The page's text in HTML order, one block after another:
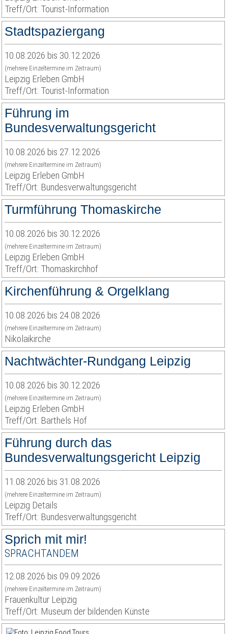
Treff/Ort: Tourist-Information
Stadtspaziergang
10.08.2026 bis 30.12.2026
(mehrere Einzeltermine im Zeitraum)
Leipzig Erleben GmbH
Treff/Ort: Tourist-Information
Führung im
Bundesverwaltungsgericht
10.08.2026 bis 27.12.2026
(mehrere Einzeltermine im Zeitraum)
Leipzig Erleben GmbH
Treff/Ort: Bundesverwaltungsgericht
Turmführung Thomaskirche
10.08.2026 bis 30.12.2026
(mehrere Einzeltermine im Zeitraum)
Leipzig Erleben GmbH
Treff/Ort: Thomaskirchhof
Kirchenführung & Orgelklang
10.08.2026 bis 24.08.2026
(mehrere Einzeltermine im Zeitraum)
Nikolaikirche
Nachtwächter-Rundgang Leipzig
10.08.2026 bis 30.12.2026
(mehrere Einzeltermine im Zeitraum)
Leipzig Erleben GmbH
Treff/Ort: Barthels Hof
Führung durch das
Bundesverwaltungsgericht Leipzig
11.08.2026 bis 31.08.2026
(mehrere Einzeltermine im Zeitraum)
Leipzig Details
Treff/Ort: Bundesverwaltungsgericht
Sprich mit mir!
SPRACHTANDEM
12.08.2026 bis 09.09.2026
(mehrere Einzeltermine im Zeitraum)
Frauenkultur Leipzig
Treff/Ort: Museum der bildenden Künste